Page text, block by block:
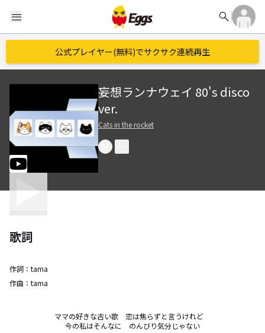
menu search
公式プレイヤー(無料)でサクサク連続再生
妄想ランナウェイ 80's disco
ver.
Cats in the rocket
歌詞
作詞：tama
作曲：tama
ママの好きな古い歌　恋は焦らずと言うけれど
今の私はそんなに　のんびり気分じゃない